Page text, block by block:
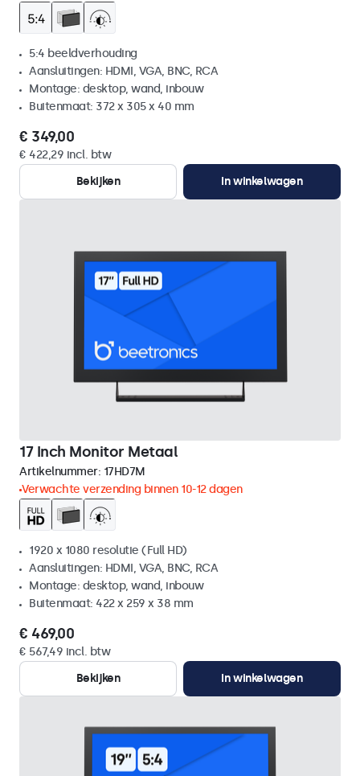
5:4 beeldverhouding
Aansluitingen: HDMI, VGA, BNC, RCA
Montage: desktop, wand, inbouw
Buitenmaat: 372 x 305 x 40 mm
€ 349,00
€ 422,29 incl. btw
Bekijken
In winkelwagen
17 Inch Monitor Metaal
Artikelnummer: 17HD7M
Verwachte verzending binnen 10-12 dagen
1920 x 1080 resolutie (Full HD)
Aansluitingen: HDMI, VGA, BNC, RCA
Montage: desktop, wand, inbouw
Buitenmaat: 422 x 259 x 38 mm
€ 469,00
€ 567,49 incl. btw
Bekijken
In winkelwagen